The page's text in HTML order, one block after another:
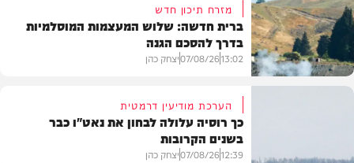
מזרח תיכון חדש
ברית חדשה: שלוש המעצמות המוסלמיות
בדרך להסכם הגנה
13:02
07/08/26יצחק כהן
הערכת מודיעין דרמטית
כך רוסיה עלולה לבחון את נאט"ו כבר
בשנים הקרובות
12:39
07/08/26יצחק כהן